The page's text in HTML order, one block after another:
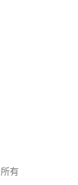
有